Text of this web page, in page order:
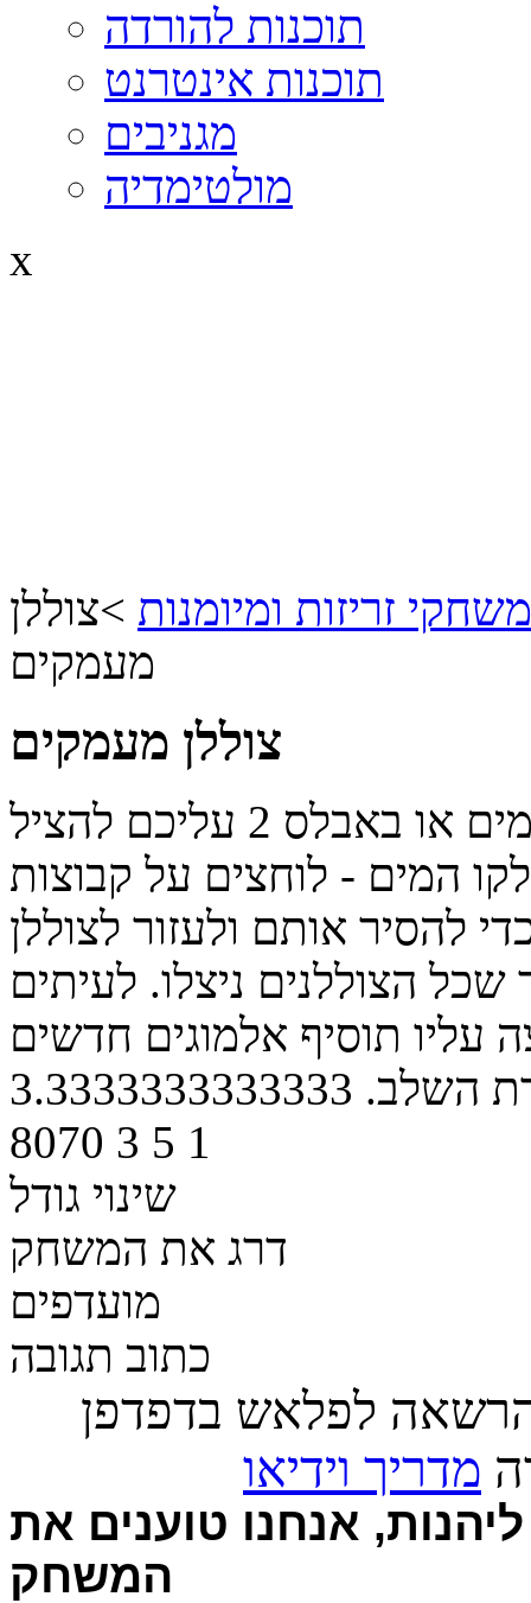
תוכנות להורדה
תוכנות אינטרנט
מגניבים
מולטימדיה
x
משחקי זריזות ומיומנות >צוללן
מעמקים
צוללן מעמקים
במשחק זה המשתמש בעיקרון יהלומים או באבלס 2 עליכם להציל
המים - לוחצים על קבוצות
כדי להסיר אותם ולעזור לצוללן
הצוללנים ניצלו. לעיתים
עליו תוסיף אלמוגים חדשים
השלב. 3.3333333333333
8070 3 5 1
שינוי גודל
דרג את המשחק
מועדפים
כתוב תגובה
לפלאש בדפדפן
מדריך וידיאו
אנחנו טוענים את
המשחק